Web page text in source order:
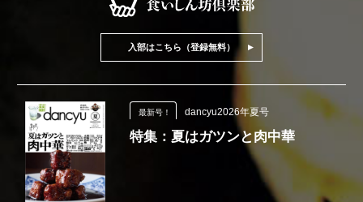
入部はこちら（登録無料）
最新号！ dancyu2026年夏号
特集：夏はガツンと肉中華